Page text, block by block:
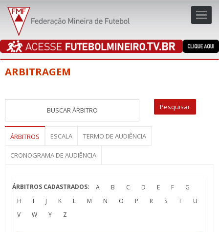
ARBITRAGEM
ÁRBITROS ESCALA TERMO DE AUDIÊNCIA
CRONOGRAMA DE AUDIÊNCIA
ÁRBITROS CADASTRADOS: A B C D E F
G
H
I J K L M N O P R S T
U
V
W Y Z